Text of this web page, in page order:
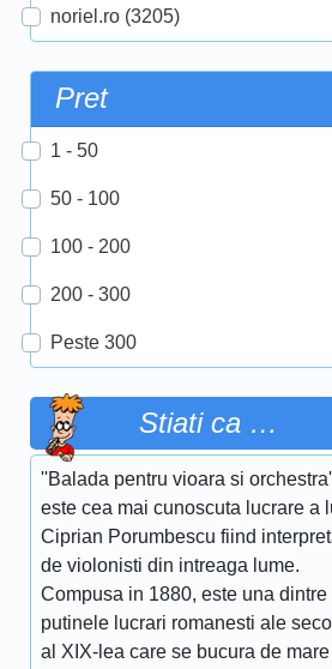
noriel.ro (3205)
Pret
1 - 50
50 - 100
100 - 200
200 - 300
Peste 300
Stiati ca …
''Balada pentru vioara si
este cea mai cunoscuta lucrare a
Ciprian Porumbescu fiind
de violonisti din intreaga lume.
Compusa in 1880, este una dintre
putinele lucrari romanesti ale
al XIX-lea care se bucura de mare